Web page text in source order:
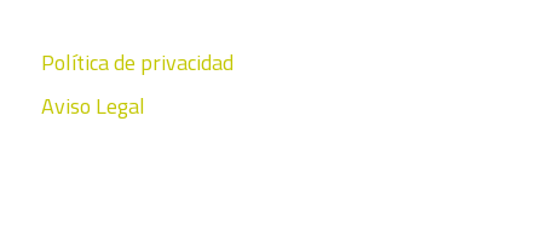
Política de privacidad
Aviso Legal